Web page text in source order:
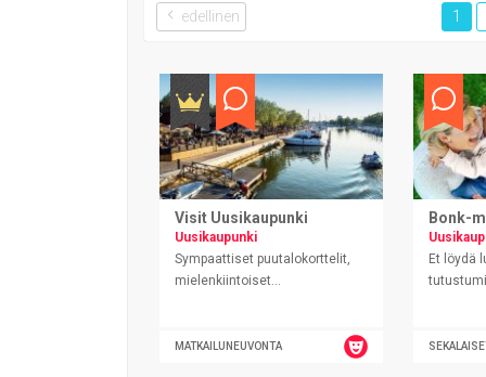
edellinen 1
Visit Uusikaupunki
Uusikaupunki
Sympaattiset puutalokorttelit,
mielenkiintoiset...
MATKAILUNEUVONTA
Bonk-
Et löydä